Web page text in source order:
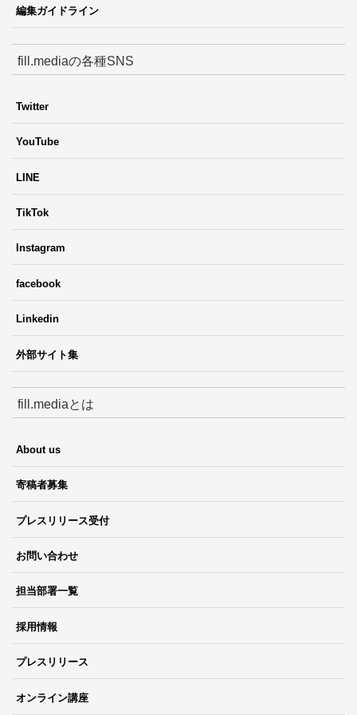
編集ガイドライン
fill.mediaの各種SNS
Twitter
YouTube
LINE
TikTok
Instagram
facebook
Linkedin
外部サイト集
fill.mediaとは
About us
寄稿者募集
プレスリリース受付
お問い合わせ
担当部署一覧
採用情報
プレスリリース
オンライン講座